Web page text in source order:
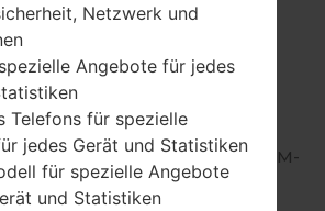
FIRMWARE
SM-J200GU -
J2
J2 →SamsungSM-J200GU →
SM-
Netzwerk und
Angebote für jedes
Telefons für spezielle
jedes Gerät und Statistiken
für spezielle Angebote
und Statistiken